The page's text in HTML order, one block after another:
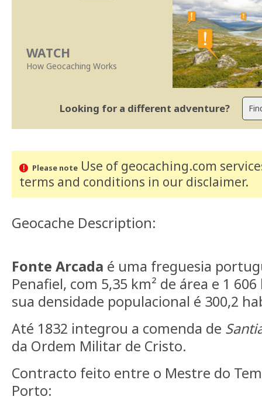
WATCH
How Geocaching Works
Looking for a different adventure?
Please noteUse of geocaching.com
terms and conditions in our disclaimer.
Geocache Description:
Fonte Arcada é uma freguesia
Penafiel, com 5,35 km² de área e 1
sua densidade populacional é 300,2
Até 1832 integrou a comenda de
da Ordem Militar de Cristo.
Contracto feito entre o Mestre do
Porto: